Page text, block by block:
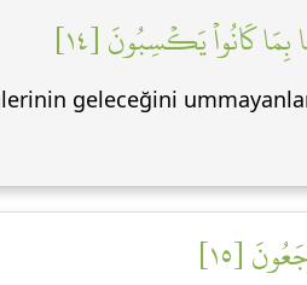
كَانُواْ يَكۡسِبُونَ [١٤]
geleceğini
[١٥]